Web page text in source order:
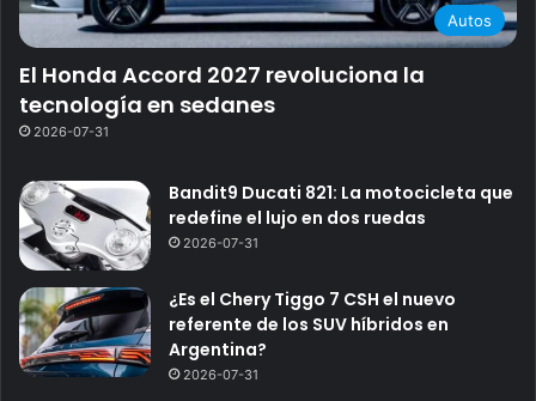
Autos
El Honda Accord 2027 revoluciona la
tecnología en sedanes
2026-07-31
Bandit9 Ducati 821: La motocicleta que
redefine el lujo en dos ruedas
2026-07-31
¿Es el Chery Tiggo 7 CSH el nuevo
referente de los SUV híbridos en
Argentina?
2026-07-31